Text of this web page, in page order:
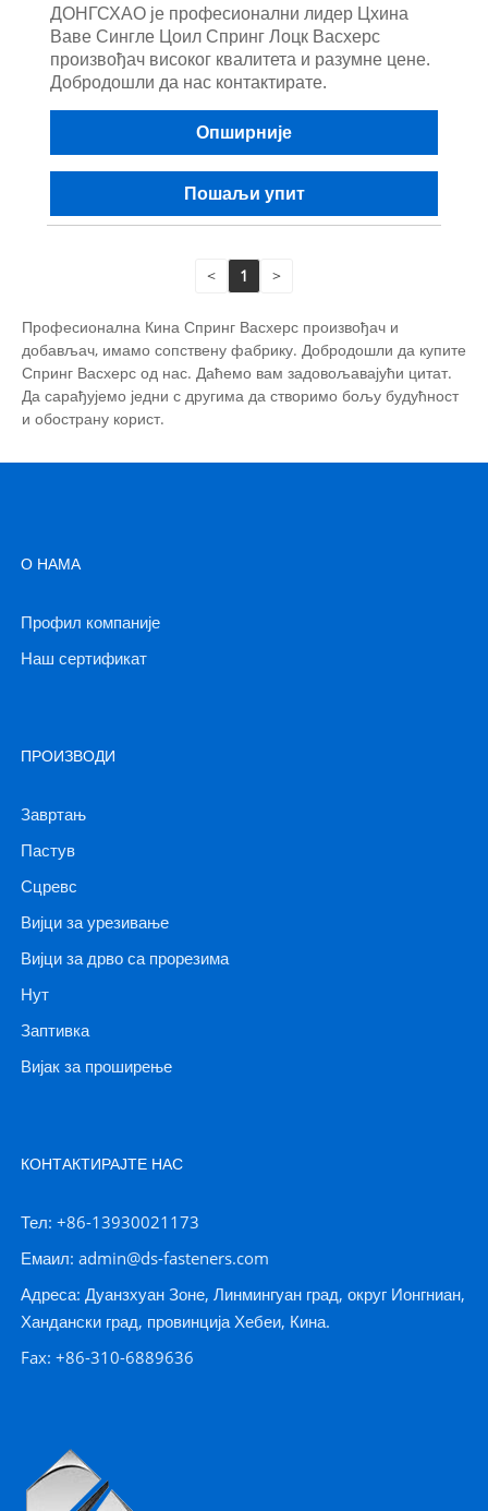
ДОНГСХАО је професионални лидер Цхина
Ваве Сингле Цоил Спринг Лоцк Васхерс
произвођач високог квалитета и разумне цене.
Добродошли да нас контактирате.
Опширније
Пошаљи упит
< 1 >
Професионална Кина Спринг Васхерс произвођач и
добављач, имамо сопствену фабрику. Добродошли да купите
Спринг Васхерс од нас. Даћемо вам задовољавајући цитат.
Да сарађујемо једни с другима да створимо бољу будућност
и обострану корист.
О НАМА
Профил компаније
Наш сертификат
ПРОИЗВОДИ
Завртањ
Пастув
Сцревс
Вијци за урезивање
Вијци за дрво са прорезима
Нут
Заптивка
Вијак за проширење
КОНТАКТИРАЈТЕ НАС
Тел: +86-13930021173
Емаил: admin@ds-fasteners.com
Адреса: Дуанзхуан Зоне, Линмингуан град, округ Ионгниан,
Хандански град, провинција Хебеи, Кина.
Fax: +86-310-6889636